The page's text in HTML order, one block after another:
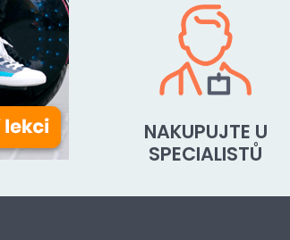
NAKUPUJTE U
SPECIALISTŮ